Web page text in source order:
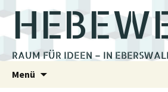
RAUM FÜR IDEEN – IN
Menü